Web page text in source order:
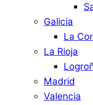
Galicia
La
La Rioja
Madrid
Valencia